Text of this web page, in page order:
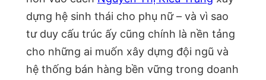
dựng hệ sinh thái cho phụ nữ – và vì sao
tư duy cấu trúc ấy cũng chính là nền tảng
cho những ai muốn xây dựng đội ngũ và
hệ thống bán hàng bền vững trong doanh